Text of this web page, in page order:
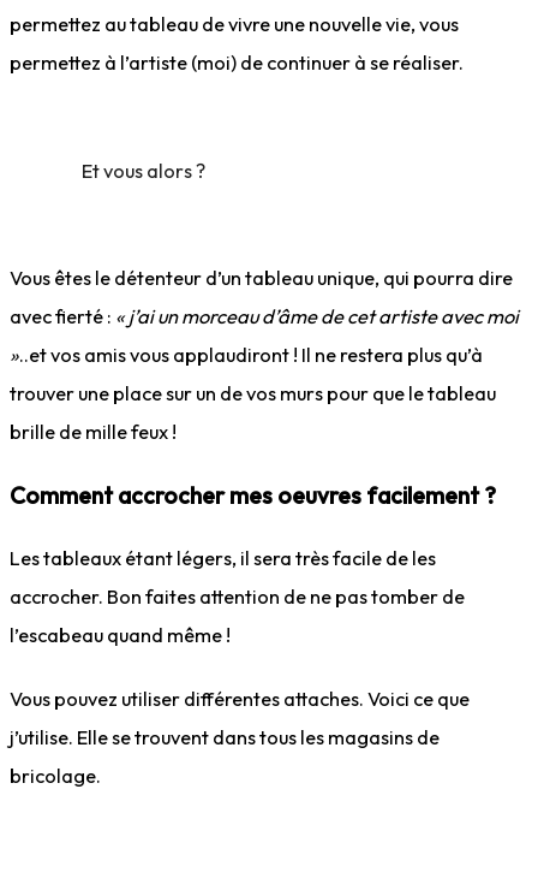
permettez au tableau de vivre une nouvelle vie, vous
permettez à l’artiste (moi) de continuer à se réaliser.
Et vous alors ?
Vous êtes le détenteur d’un tableau unique, qui pourra dire
avec fierté : « j’ai un morceau d’âme de cet artiste avec moi
»..et vos amis vous applaudiront ! Il ne restera plus qu’à
trouver une place sur un de vos murs pour que le tableau
brille de mille feux !
Comment accrocher mes oeuvres facilement ?
Les tableaux étant légers, il sera très facile de les
accrocher. Bon faites attention de ne pas tomber de
l’escabeau quand même !
Vous pouvez utiliser différentes attaches. Voici ce que
j’utilise. Elle se trouvent dans tous les magasins de
bricolage.